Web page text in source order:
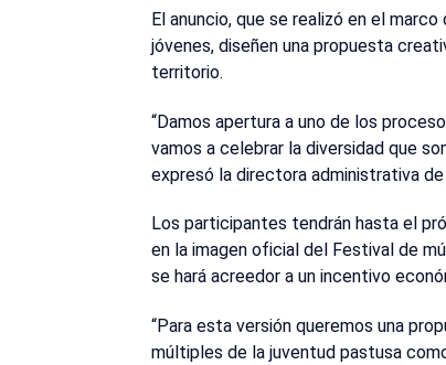
El anuncio, que se realizó en el
jóvenes, diseñen una propuesta
territorio.
“Damos apertura a uno de los
vamos a celebrar la diversidad que
expresó la directora administrativa
Los participantes tendrán hasta el
en la imagen oficial del Festival de
se hará acreedor a un incentivo
“Para esta versión queremos una
múltiples de la juventud pastusa